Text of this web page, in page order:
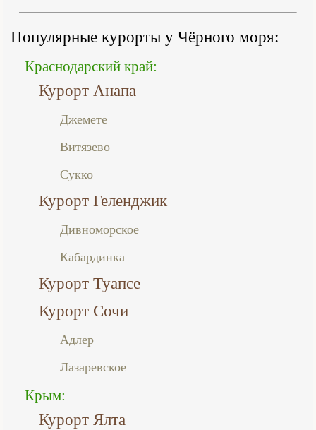
Популярные курорты у Чёрного моря:
Краснодарский край:
Курорт Анапа
Джемете
Витязево
Сукко
Курорт Геленджик
Дивноморское
Кабардинка
Курорт Туапсе
Курорт Сочи
Адлер
Лазаревское
Крым:
Курорт Ялта